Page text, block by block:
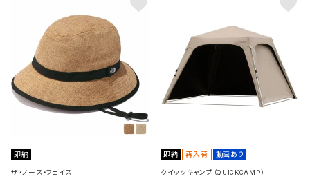
即納
ザ・ノース・フェイス
即納 再入荷 動画あり
クイックキャンプ（QUICKCAMP）